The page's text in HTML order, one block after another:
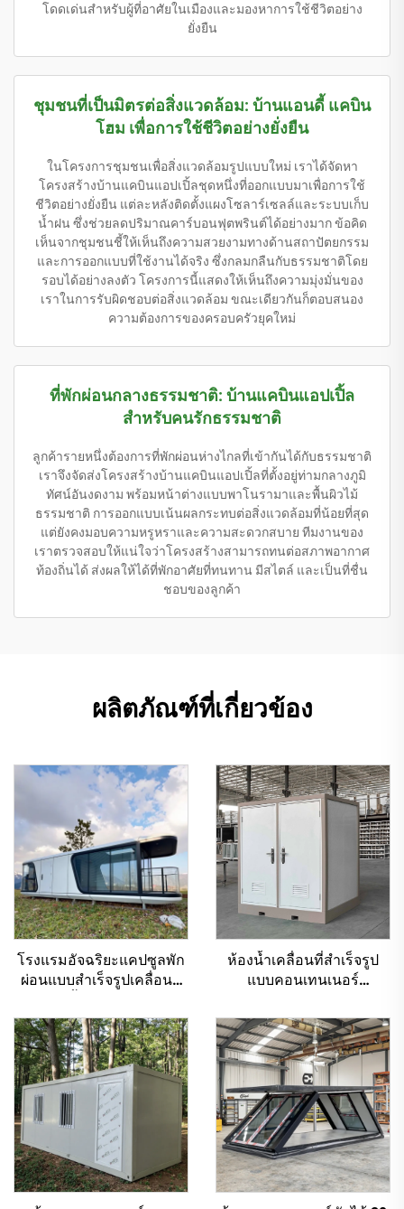
โดดเด่นสำหรับผู้ที่อาศัยในเมืองและมองหาการใช้ชีวิตอย่าง
ยั่งยืน
ชุมชนที่เป็นมิตรต่อสิ่งแวดล้อม: บ้านแอนดี้ แคบิน
โฮม เพื่อการใช้ชีวิตอย่างยั่งยืน
ในโครงการชุมชนเพื่อสิ่งแวดล้อมรูปแบบใหม่ เราได้จัดหา
โครงสร้างบ้านแคบินแอปเปิ้ลชุดหนึ่งที่ออกแบบมาเพื่อการใช้
ชีวิตอย่างยั่งยืน แต่ละหลังติดตั้งแผงโซลาร์เซลล์และระบบเก็บ
น้ำฝน ซึ่งช่วยลดปริมาณคาร์บอนฟุตพรินต์ได้อย่างมาก ข้อคิด
เห็นจากชุมชนชี้ให้เห็นถึงความสวยงามทางด้านสถาปัตยกรรม
และการออกแบบที่ใช้งานได้จริง ซึ่งกลมกลืนกับธรรมชาติโดย
รอบได้อย่างลงตัว โครงการนี้แสดงให้เห็นถึงความมุ่งมั่นของ
เราในการรับผิดชอบต่อสิ่งแวดล้อม ขณะเดียวกันก็ตอบสนอง
ความต้องการของครอบครัวยุคใหม่
ที่พักผ่อนกลางธรรมชาติ: บ้านแคบินแอปเปิ้ล
สำหรับคนรักธรรมชาติ
ลูกค้ารายหนึ่งต้องการที่พักผ่อนห่างไกลที่เข้ากันได้กับธรรมชาติ
เราจึงจัดส่งโครงสร้างบ้านแคบินแอปเปิ้ลที่ตั้งอยู่ท่ามกลางภูมิ
ทัศน์อันงดงาม พร้อมหน้าต่างแบบพาโนรามาและพื้นผิวไม้
ธรรมชาติ การออกแบบเน้นผลกระทบต่อสิ่งแวดล้อมที่น้อยที่สุด
แต่ยังคงมอบความหรูหราและความสะดวกสบาย ทีมงานของ
เราตรวจสอบให้แน่ใจว่าโครงสร้างสามารถทนต่อสภาพอากาศ
ท้องถิ่นได้ ส่งผลให้ได้ที่พักอาศัยที่ทนทาน มีสไตล์ และเป็นที่ชื่น
ชอบของลูกค้า
ผลิตภัณฑ์ที่เกี่ยวข้อง
โรงแรมอัจฉริยะแคปซูลพัก
ผ่อนแบบสำเร็จรูปเคลื่อนที่
ห้องน้ำเคลื่อนที่สำเร็จรูป
แบบคอนเทนเนอร์